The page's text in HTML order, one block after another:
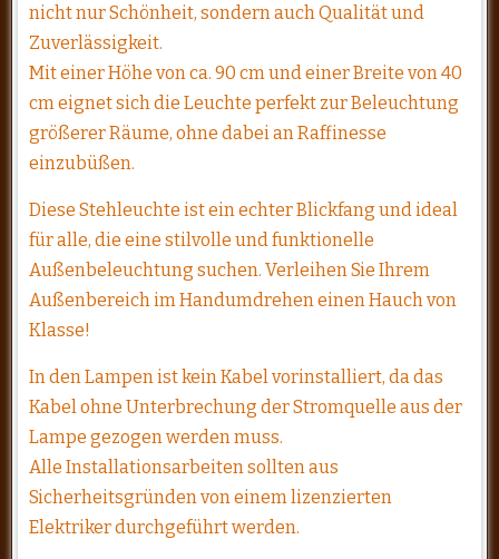
nicht nur Schönheit, sondern auch Qualität und
Zuverlässigkeit.
Mit einer Höhe von ca. 90 cm und einer Breite von 40
cm eignet sich die Leuchte perfekt zur Beleuchtung
größerer Räume, ohne dabei an Raffinesse
einzubüßen.
Diese Stehleuchte ist ein echter Blickfang und ideal
für alle, die eine stilvolle und funktionelle
Außenbeleuchtung suchen. Verleihen Sie Ihrem
Außenbereich im Handumdrehen einen Hauch von
Klasse!
In den Lampen ist kein Kabel vorinstalliert, da das
Kabel ohne Unterbrechung der Stromquelle aus der
Lampe gezogen werden muss.
Alle Installationsarbeiten sollten aus
Sicherheitsgründen von einem lizenzierten
Elektriker durchgeführt werden.